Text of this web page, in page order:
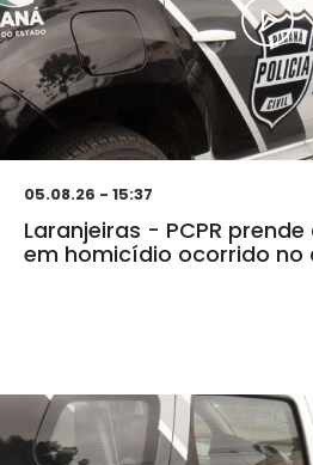
05.08.26 - 15:37
Laranjeiras - PCPR
em homicídio ocorrido no